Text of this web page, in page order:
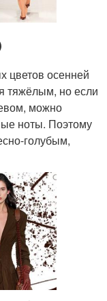
цветов осенней
тяжёлым, но если
можно
ноты. Поэтому
голубым,